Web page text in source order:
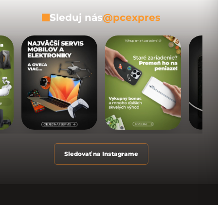
Sleduj nás@pcexpres
Sledovať na Instagrame